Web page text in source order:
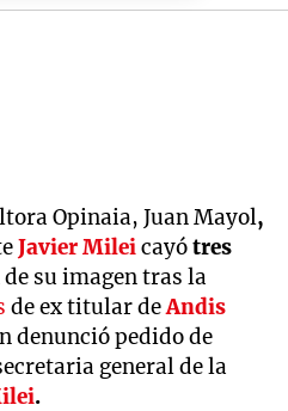
Opinaia, Juan Mayol,
Javier Mileicayótres
su imagen tras la
de ex titular deAndis
denunció pedido de
general de la
.